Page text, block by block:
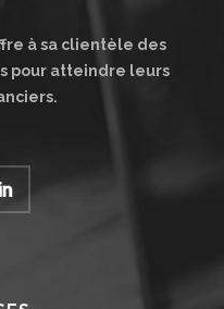
à sa clientèle des
pour atteindre leurs